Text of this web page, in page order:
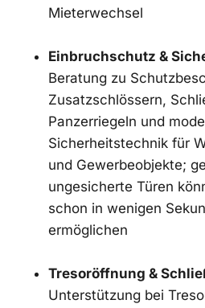
Mieterwechsel
Einbruchschutz &
Beratung zu
Zusatzschlössern,
Panzerriegeln und
Sicherheitstechnik für
und Gewerbeobjekte;
ungesicherte Türen
schon in wenigen
ermöglichen
Tresoröffnung &
Unterstützung bei